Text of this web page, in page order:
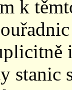
k
stanic